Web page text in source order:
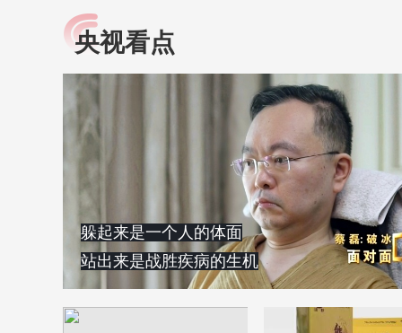
小央视频
央视网原创视频子品牌，
角，有趣、有料、有故事
提高全民健康素养水
助力“健康中国2030”
略。央视网《全民健
康》，向所有人分享
知识！
央视看点
躲起来是一个人的体面
站出来是战胜疾病的生机